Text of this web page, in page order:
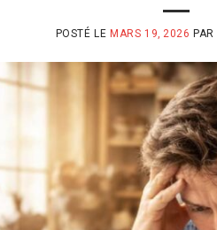
POSTÉ LE MARS 19, 2026 PAR